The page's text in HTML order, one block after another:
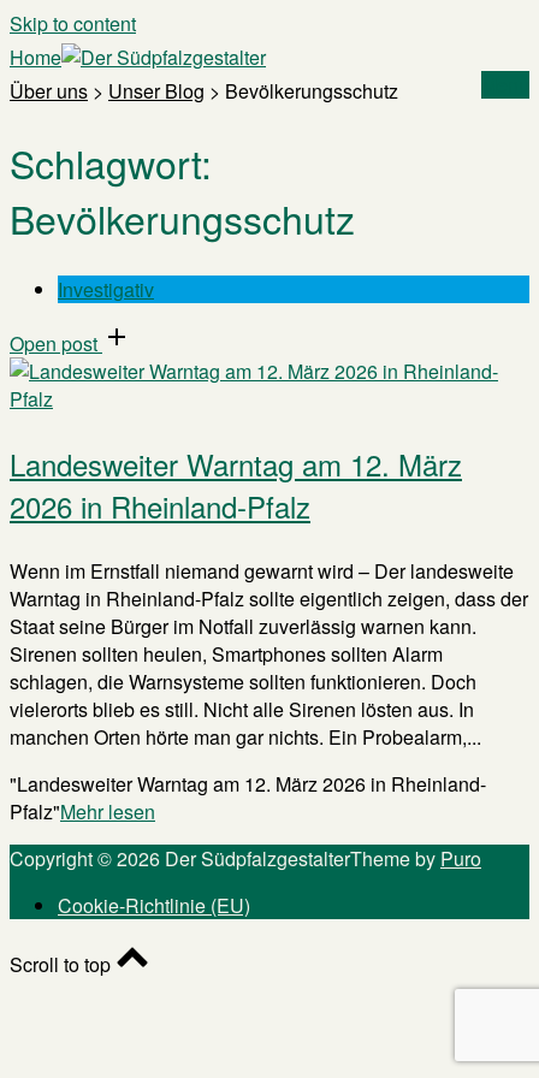
Skip to content
Home
Über uns > Unser Blog > Bevölkerungsschutz
Schlagwort:
Bevölkerungsschutz
Investigativ
Open post
Landesweiter Warntag am 12. März
2026 in Rheinland-Pfalz
Wenn im Ernstfall niemand gewarnt wird – Der landesweite
Warntag in Rheinland-Pfalz sollte eigentlich zeigen, dass der
Staat seine Bürger im Notfall zuverlässig warnen kann.
Sirenen sollten heulen, Smartphones sollten Alarm
schlagen, die Warnsysteme sollten funktionieren. Doch
vielerorts blieb es still. Nicht alle Sirenen lösten aus. In
manchen Orten hörte man gar nichts. Ein Probealarm,...
"Landesweiter Warntag am 12. März 2026 in Rheinland-
Pfalz"Mehr lesen
Copyright © 2026 Der SüdpfalzgestalterTheme by Puro
Cookie-Richtlinie (EU)
Scroll to top